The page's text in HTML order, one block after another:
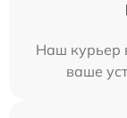
Наш курьер
ваше